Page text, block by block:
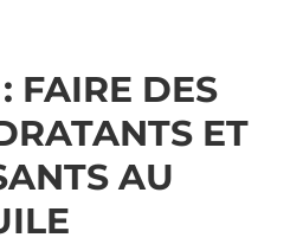
FAIRE DES
ET
AU